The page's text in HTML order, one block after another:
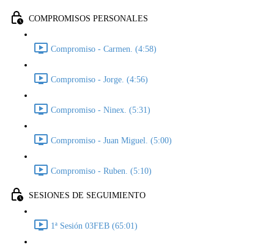
COMPROMISOS PERSONALES
Compromiso - Carmen. (4:58)
Compromiso - Jorge. (4:56)
Compromiso - Ninex. (5:31)
Compromiso - Juan Miguel. (5:00)
Compromiso - Ruben. (5:10)
SESIONES DE SEGUIMIENTO
1ª Sesión 03FEB (65:01)